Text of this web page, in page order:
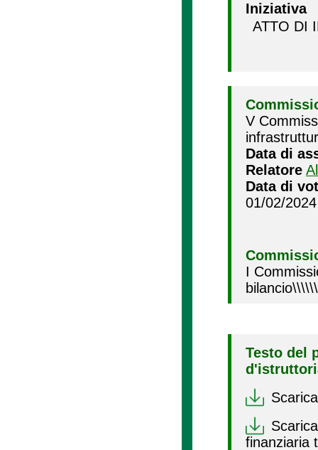
Iniziativa
ATTO DI
V
Data di
Relatore
Data di
01/02/2024
I
Testo del
finanziaria